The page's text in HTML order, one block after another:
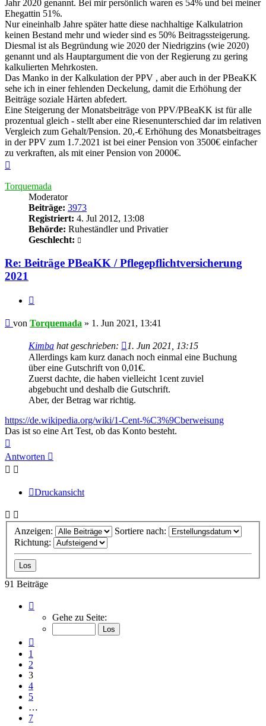
Jahr 2020 genannt. Bei mir persönlich waren es 54% und bei meiner
Ehegattin 51%.
Nur eineinhalb Jahre später hatte diese nachhaltige Kalkulatrion
keinen Bestand mehr und wieder sind es 50% Beitragssteigerung.
Diesmal ist als Begründung wie 2020 der Niedrigzins (wie 2020)
genannt und als Hauptargument die von der Regierung zu gering
kalkulierten Mehrkosten.
Das Manko in der Kalkulation der PPV , aber auch in der PBeaKK
sehe ich in einer fehlenden Deckelung, damit die Erhöhung der
Beiträge soziale Härten abfedert.
Eine Steigerung der Monatsbeiträge von PPV/PBeaKK ist für alle
prozentual gleich - stellt aber eine Riesenunterschied dar im relativen
Vergleich zum Gehalt/Pension. 20,-€ Erhöhung des Monatsbeitrages
in der PPV zum 1.7.2021 ist bei einer Pension von 3500€ einfacher
zu verkraften, als mit einer Pension von 2000€.
Torquemada
Moderator
Beiträge: 3973
Registriert: 4. Jul 2012, 13:08
Behörde: Ruheständler und Privatier
Geschlecht:
Re: Beiträge PBeaKK / Pflegepflichtversicherung
2021
Beitrag
von Torquemada » 1. Jun 2021, 13:41
Kimba hat geschrieben:
1. Jun 2021, 13:15
Allerdings kam kurz danach noch einmal eine Buchung
über eine Gutschrift von 0,01€.
Zuerst dachte, die haben vielleicht 1cent zuviel
abgebucht und deshalb die Gutschrift.
Aber, der Betrag war richtig.
https://de.wikipedia.org/wiki/1-Cent-%C3%9Cberweisung
Das ist so eine Art Test, ob das Konto besteht.
oben
Antworten
Druckansicht
Anzeigen:
Sortiere nach:
Richtung:
91 Beiträge
von
Gehe zu Seite:
1
2
3
4
5
…
7